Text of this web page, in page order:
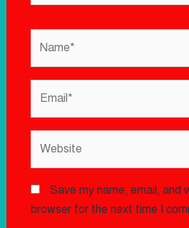
Save my name, email, and
browser for the next time I